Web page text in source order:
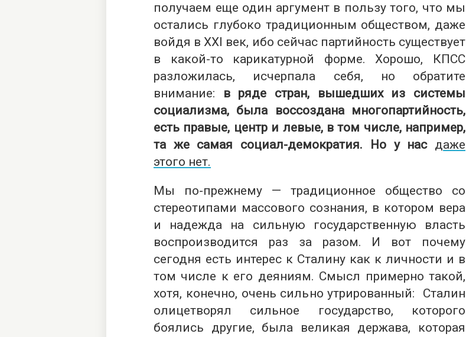
получаем еще один аргумент в пользу того, что мы
остались глубоко традиционным обществом, даже
войдя в XXI век, ибо сейчас партийность существует
в какой-то карикатурной форме. Хорошо, КПСС
разложилась, исчерпала себя, но обратите
внимание: в ряде стран, вышедших из системы
социализма, была воссоздана многопартийность,
есть правые, центр и левые, в том числе, например,
та же самая социал-демократия. Но у нас даже
этого нет.
Мы по-прежнему — традиционное общество со
стереотипами массового сознания, в котором вера
и надежда на сильную государственную власть
воспроизводится раз за разом. И вот почему
сегодня есть интерес к Сталину как к личности и в
том числе к его деяниям. Смысл примерно такой,
хотя, конечно, очень сильно утрированный: Сталин
олицетворял сильное государство, которого
боялись другие, была великая держава, которая